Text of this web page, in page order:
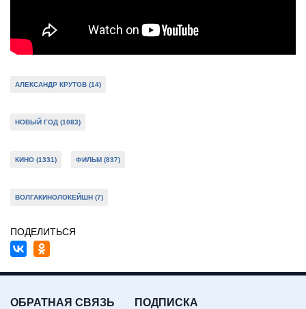
АЛЕКСАНДР КРУТОВ (14)
НОВЫЙ ГОД (1083)
КИНО (1331) ФИЛЬМ (837)
ВОЛГАКИНОЛОКЕЙШН (7)
ПОДЕЛИТЬСЯ
ОБРАТНАЯ СВЯЗЬ ПОДПИСКА